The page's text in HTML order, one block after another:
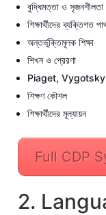
বুদ্ধিমত্তা ও সৃজনশীলতা
শিক্ষার্থীদের ব্যক্তিগত
অন্তর্ভুক্তিমূলক শিক্ষা
শিখন ও প্রেরণা
Piaget, Vygotsky,
শিক্ষণ কৌশল
শিক্ষার্থীদের মূল্যায়ন
Full CDP
2.